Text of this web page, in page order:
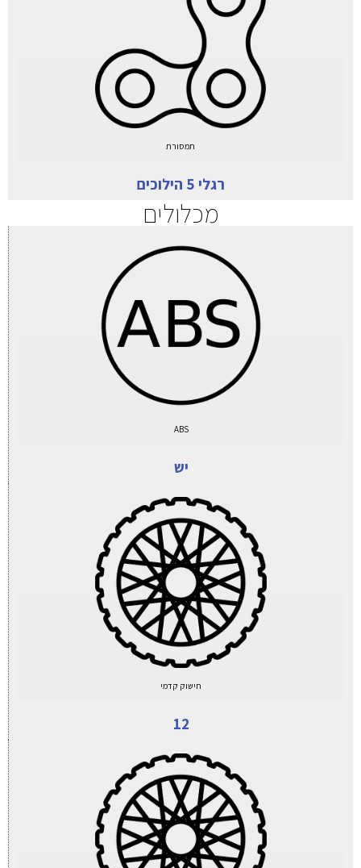
תמסורת
רגלי 5 הילוכים
מכלולים
ABS
יש
חישוק קדמי
12